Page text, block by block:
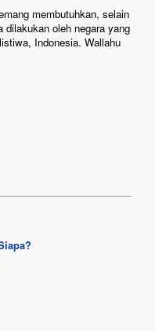
membutuhkan, selain
dilakukan oleh negara yang
Indonesia. Wallahu